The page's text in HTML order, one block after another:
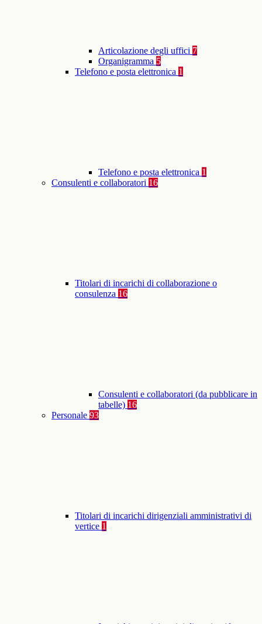
Articolazione degli uffici 7
Organigramma 5
Telefono e posta elettronica 1
Telefono e posta elettronica 1
Consulenti e collaboratori 16
Titolari di incarichi di collaborazione o
consulenza 16
Consulenti e collaboratori (da pubblicare in
tabelle) 16
Personale 93
Titolari di incarichi dirigenziali amministrativi di
vertice 1